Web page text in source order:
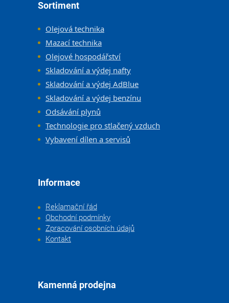
Sortiment
Olejová technika
Mazací technika
Olejové hospodářství
Skladování a výdej nafty
Skladování a výdej AdBlue
Skladování a výdej benzínu
Odsávání plynů
Technologie pro stlačený vzduch
Vybavení dílen a servisů
Informace
Reklamační řád
Obchodní podmínky
Zpracování osobních údajů
Kontakt
Kamenná prodejna